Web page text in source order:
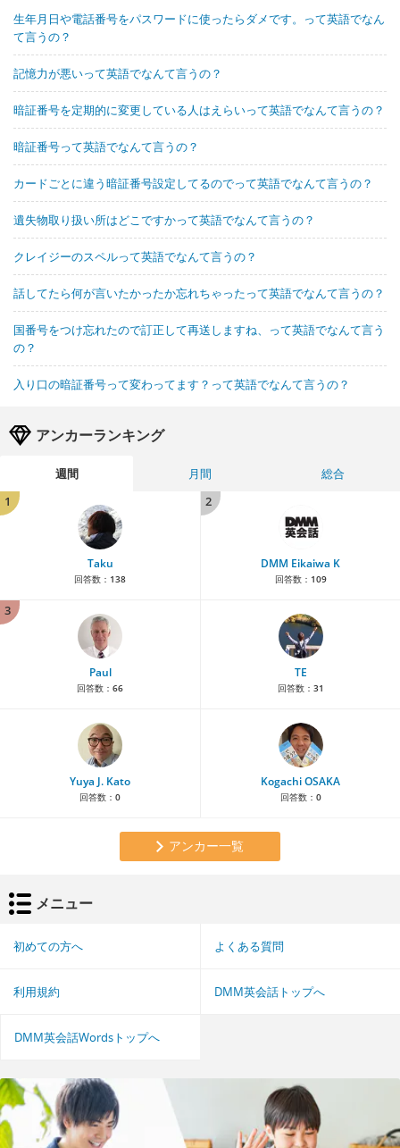
生年月日や電話番号をパスワードに使ったらダメです。って英語でなん
て言うの？
記憶力が悪いって英語でなんて言うの？
暗証番号を定期的に変更している人はえらいって英語でなんて言うの？
暗証番号って英語でなんて言うの？
カードごとに違う暗証番号設定してるのでって英語でなんて言うの？
遺失物取り扱い所はどこですかって英語でなんて言うの？
クレイジーのスペルって英語でなんて言うの？
話してたら何が言いたかったか忘れちゃったって英語でなんて言うの？
国番号をつけ忘れたので訂正して再送しますね、って英語でなんて言う
の？
入り口の暗証番号って変わってます？って英語でなんて言うの？
アンカーランキング
週間 月間
総合
1
Taku
回答数： 138
2
DMM Eikaiwa K
回答数： 109
3
Paul
回答数： 66
TE
回答数： 31
Yuya J. Kato
回答数： 0
Kogachi OSAKA
回答数： 0
アンカー一覧
メニュー
初めての方へ よくある質問
利用規約 DMM英会話トップへ
DMM英会話Wordsトップへ